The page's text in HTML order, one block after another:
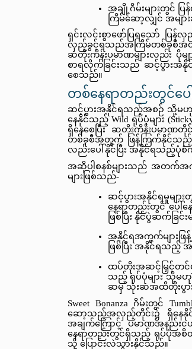
အချို့ဂိမ်းများတွင်
ကြိမ်ဆော့လျှင် အမျ
ရှင်းလင်းစွာဖော်ပြရသော် ပြ
လှည့်ခွင့်ရသည်အကြိမ်တစ်ခုစီအတွက်
ဆတိုးကိန်းပမာဏများလည်း ပိုမ
စာရလိုက်ခြင်းသည် ဆင့်ပွားအနို
စေသည်။
တစ်နေရာတည်းတွင်ပေါ်
ဆင့်ပွားအနိုင်ရသည့်အစဉ် သို့မဟုတ်
နေနိုင်သည့် Wild ရုပ်ပုံများ
ရှိနေစေပြီး ဆတိုးကိန်းပမာဏ
တစ်ခုစီအတွက် ဖြန့်ကြက်နိုင်သည့်
လည်းပေါ်နိုင်ပြီး အနိုင်ရသည့်ပုံစံ
အဆိုပါစနစ်များသည် အတက်အကျ
များဖြစ်သည်-
ဆင့်ပွားအနိုင်ရမှုမျာ
နေရာတည်းတွင် ပေါ်
ဖြစ်ပြီး နိုင်ပွဲဆက်ခြင်
အနိုင်ရအကွက်များ
ဖြစ်ပြီး အနိုင်ရသည့်
ထပ်တိုးအဆင့်မြှင့်တင်မှု
သည့် ရုပ်ပုံများ သို့မ
ဆမှ သုံးဆအထိတိုးပွာ
Sweet Bonanza ဂိမ်းတွင်
ဆော့သည့်အလှည့်တိုင်း၌ ရှိနေနိုင်
အချက်ကြောင့် ပမာဏအနည်းင
နေရာတည်းတွင်ရှိသည့် ရုပ်ပုံအစိတ်
သို့ ပြောင်းလဲသွားနိုင်သည်။